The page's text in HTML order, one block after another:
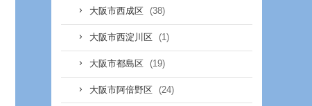
大阪市西成区 (38)
大阪市西淀川区 (1)
大阪市都島区 (19)
大阪市阿倍野区 (24)